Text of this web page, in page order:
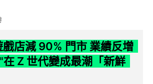
戲店減 90% 門市 業績反增
在 Z 世代變成最潮「新鮮